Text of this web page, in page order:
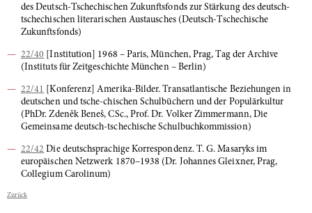
des Deutsch-Tschechischen Zukunftsfonds zur Stärkung des deutsch-
tschechischen literarischen Austausches (Deutsch-Tschechische
Zukunftsfonds)
22/40 [Institution] 1968 – Paris, München, Prag, Tag der Archive
(Instituts für Zeitgeschichte München – Berlin)
22/41
[Konferenz] Amerika-Bilder. Transatlantische Beziehungen in
deutschen und tsche-chischen Schulbüchern und der Populärkultur
(PhDr. Zdeněk Beneš, CSc., Prof. Dr. Volker Zimmermann, Die
Gemeinsame deutsch-tschechische Schulbuchkommission)
22/42 Die deutschsprachige Korrespondenz. T. G. Masaryks im
europäischen Netzwerk 1870–1938 (Dr. Johannes Gleixner, Prag,
Collegium Carolinum)
Zurück